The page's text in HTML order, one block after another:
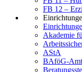
FB 12 –
Akademie
AStA
BAföG-Amt